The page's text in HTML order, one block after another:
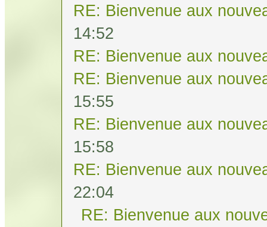
RE: Bienvenue aux
14:52
RE: Bienvenue aux
RE: Bienvenue aux
15:55
RE: Bienvenue aux
15:58
RE: Bienvenue aux
22:04
RE: Bienvenue aux